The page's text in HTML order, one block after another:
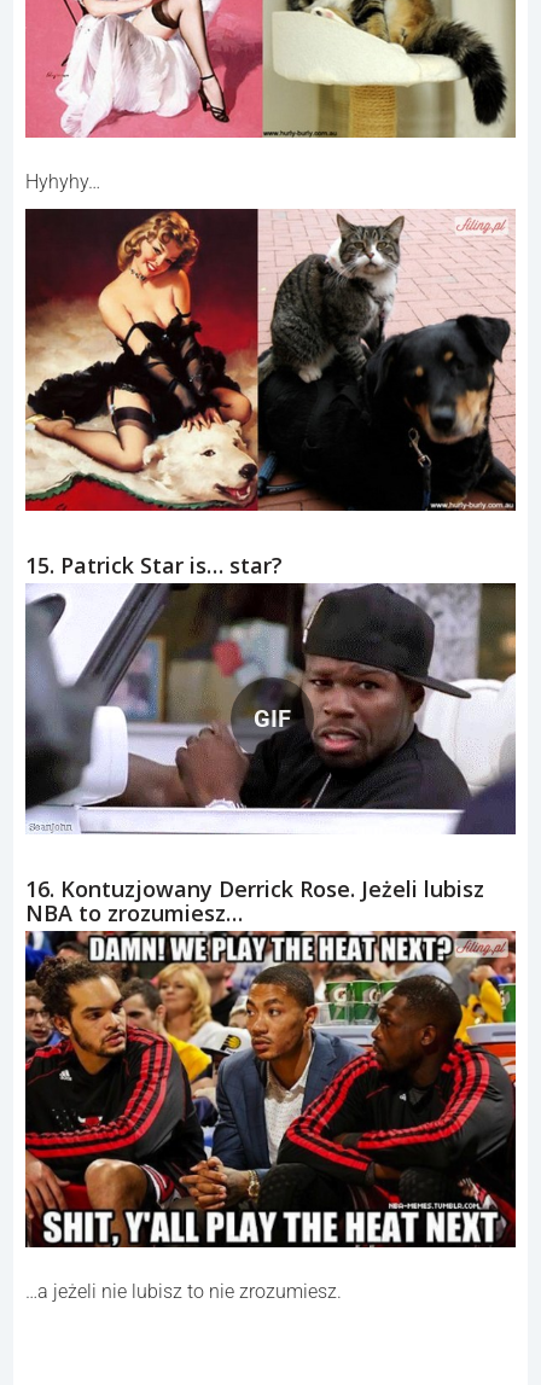
Hyhyhy…
15. Patrick Star is… star?
GIF
16. Kontuzjowany Derrick Rose. Jeżeli lubisz
NBA to zrozumiesz…
…a jeżeli nie lubisz to nie zrozumiesz.